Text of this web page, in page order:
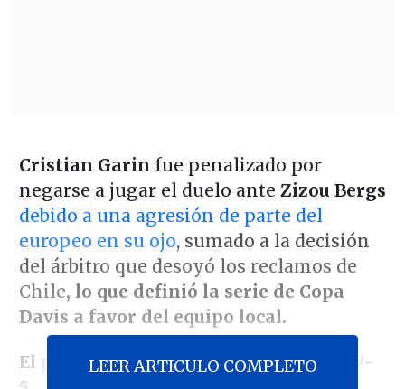
Cristian Garin fue penalizado por
negarse a jugar el duelo ante Zizou Bergs
debido a una agresión de parte del
europeo en su ojo, sumado a la decisión
del árbitro que desoyó los reclamos de
Chile, lo que definió la serie de Copa
Davis a favor del equipo local.
El partido concluyó con un 6-3, 4-6 y 7-
LEER ARTICULO COMPLETO